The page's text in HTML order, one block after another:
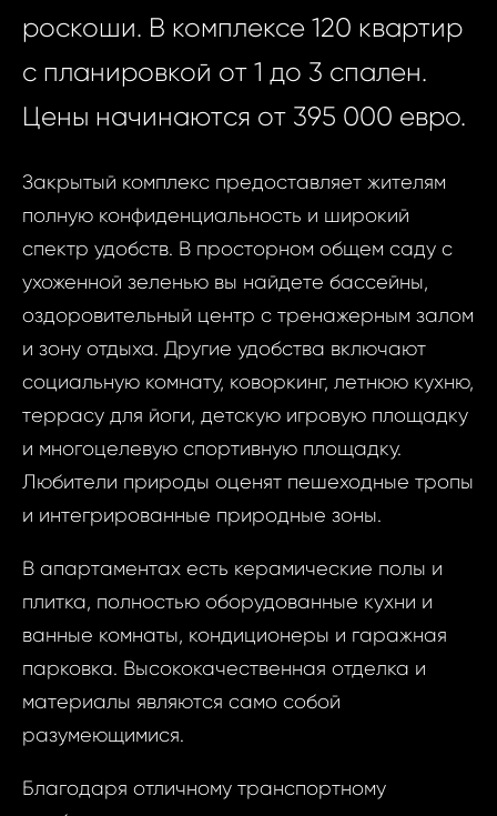
роскоши. В комплексе 120 квартир
с планировкой от 1 до 3 спален.
Цены начинаются от 395 000 евро.
Закрытый комплекс предоставляет жителям
полную конфиденциальность и широкий
спектр удобств. В просторном общем саду с
ухоженной зеленью вы найдете бассейны,
оздоровительный центр с тренажерным залом
и зону отдыха. Другие удобства включают
социальную комнату, коворкинг, летнюю кухню,
террасу для йоги, детскую игровую площадку
и многоцелевую спортивную площадку.
Любители природы оценят пешеходные тропы
и интегрированные природные зоны.
В апартаментах есть керамические полы и
плитка, полностью оборудованные кухни и
ванные комнаты, кондиционеры и гаражная
парковка. Высококачественная отделка и
материалы являются само собой
разумеющимися.
Благодаря отличному транспортному
Роскошная
море в Ла